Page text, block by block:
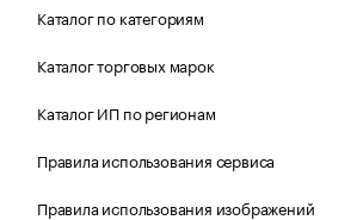
Каталог по категориям
Каталог торговых марок
Каталог ИП по регионам
Правила использования сервиса
Правила использования изображений